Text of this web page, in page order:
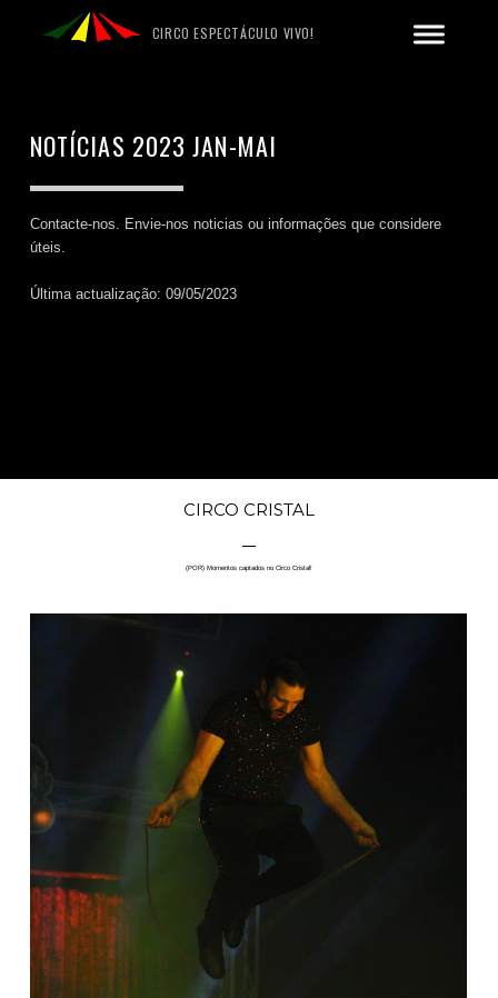
CIRCO ESPECTÁCULO VIVO!
NOTÍCIAS 2023 JAN-MAI
Contacte-nos. Envie-nos noticias ou informações que considere
úteis.
Última actualização: 09/05/2023
CIRCO CRISTAL
(POR) Momentos captados no Circo Cristal!